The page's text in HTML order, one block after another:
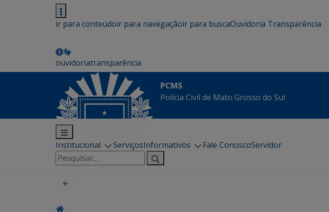
ir para conteúdoir para navegaçãoir para buscaOuvidoria Transparência
ouvidoriatransparência
PCMS
Polícia Civil de Mato Grosso do Sul
Institucional ServiçosInformativos Fale ConoscoServidor
Pesquisar
por: